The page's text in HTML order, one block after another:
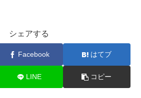
シェアする
Facebook はてブ
LINE コピー